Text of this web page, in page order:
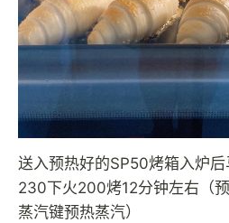
送入预热好的SP50烤箱入炉
230下火200烤12分钟左右（
蒸汽键预热蒸汽）